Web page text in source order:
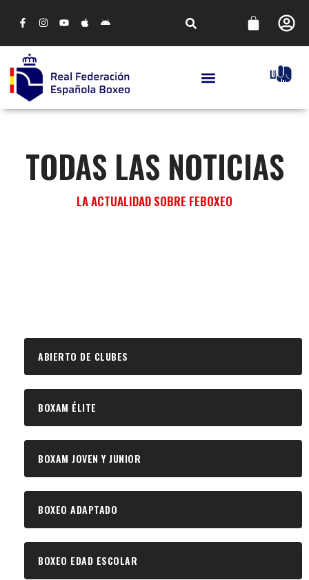
TODAS LAS NOTICIAS
LA ACTUALIDAD SOBRE FEBOXEO
ABIERTO DE CLUBES
BOXAM ÉLITE
BOXAM JOVEN Y JUNIOR
BOXEO ADAPTADO
BOXEO EDAD ESCOLAR